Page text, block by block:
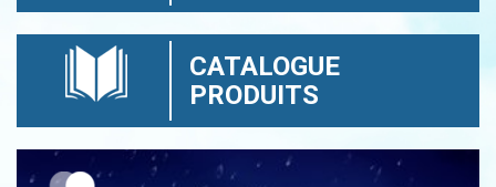
CATALOGUE
PRODUITS